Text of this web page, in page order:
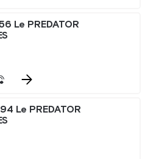
Le PREDATOR
Le PREDATOR